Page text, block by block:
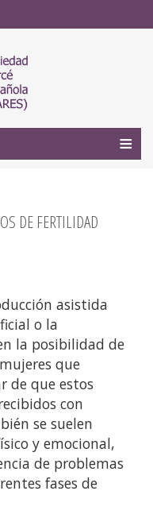
DE FERTILIDAD
asistida
o la
la posibilidad de
que
de que estos
con
se suelen
y emocional,
de problemas
fases de